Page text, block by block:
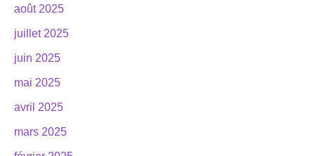
août 2025
juillet 2025
juin 2025
mai 2025
avril 2025
mars 2025